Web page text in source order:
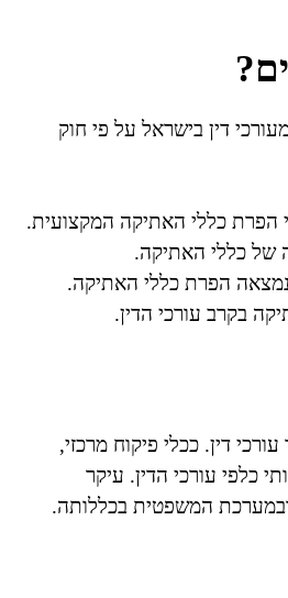
דין בישראל על פי חוק
הפרת כללי האתיקה המקצועית.
של כללי האתיקה.
הפרת כללי האתיקה.
בקרב עורכי הדין.
דין. ככלי פיקוח מרכזי,
כלפי עורכי הדין. עיקר
ובמערכת המשפטית בכללותה.